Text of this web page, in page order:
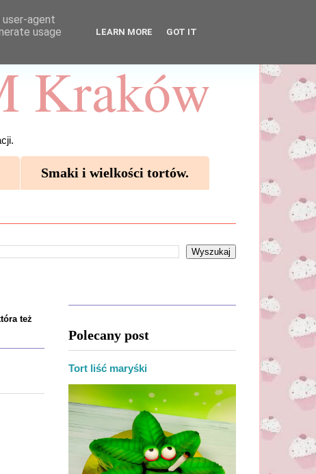
Kraków
Smaki i wielkości tortów.
też
Polecany post
Tort liść maryśki
agent
usage
LEARN MORE GOT IT